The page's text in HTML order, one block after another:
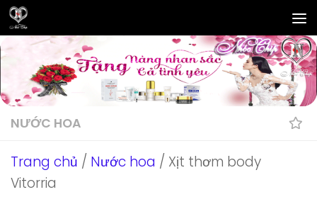
Skip to content
NƯỚC HOA
Trang chủ / Nước hoa / Xịt thơm body
Vitorria